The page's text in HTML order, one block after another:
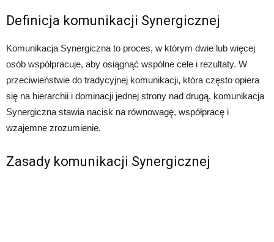
Definicja komunikacji Synergicznej
Komunikacja Synergiczna to proces, w którym dwie lub więcej
osób współpracuje, aby osiągnąć wspólne cele i rezultaty. W
przeciwieństwie do tradycyjnej komunikacji, która często opiera
się na hierarchii i dominacji jednej strony nad drugą, komunikacja
Synergiczna stawia nacisk na równowagę, współpracę i
wzajemne zrozumienie.
Zasady komunikacji Synergicznej